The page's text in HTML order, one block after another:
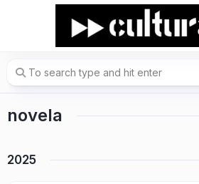
novela
2025